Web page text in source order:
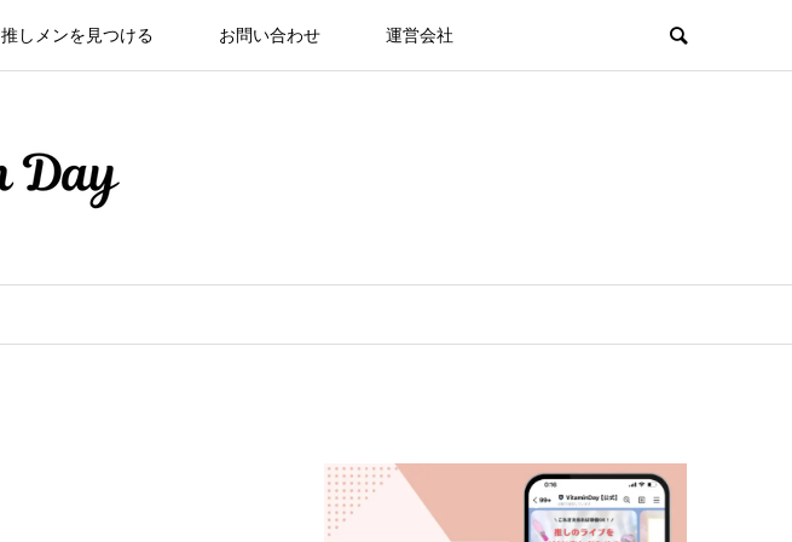
推しメンを見つける お問い合わせ 運営会社